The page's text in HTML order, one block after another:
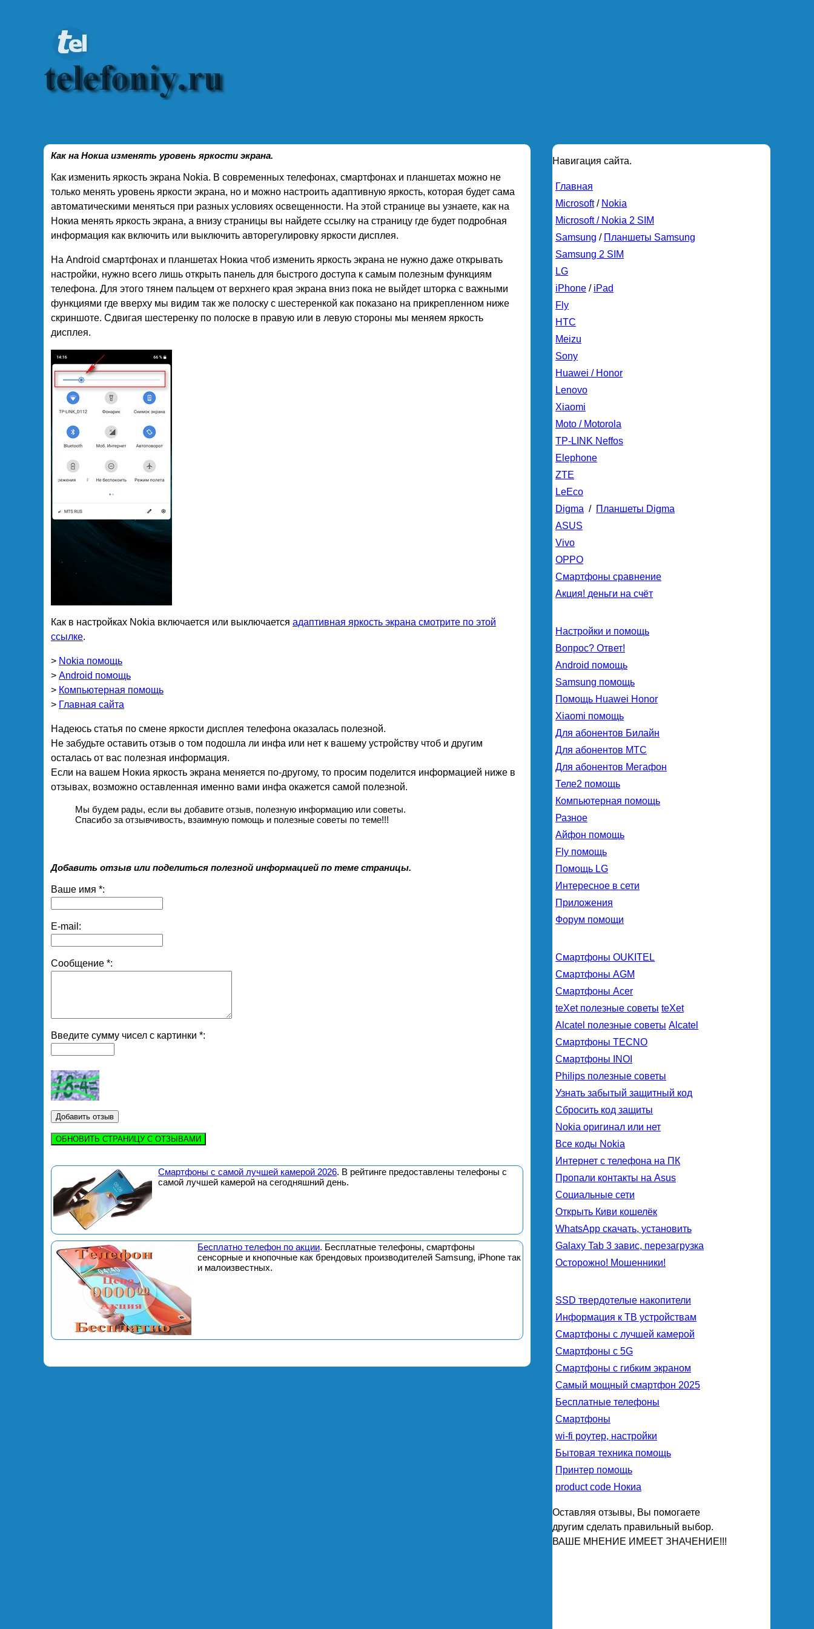
Как на Нокиа изменять уровень яркости экрана.
Как изменить яркость экрана Nokia. В современных телефонах, смартфонах и планшетах можно не
только менять уровень яркости экрана, но и можно настроить адаптивную яркость, которая будет сама
автоматическими меняться при разных условиях освещенности. На этой странице вы узнаете, как на
Нокиа менять яркость экрана, а внизу страницы вы найдете ссылку на страницу где будет подробная
информация как включить или выключить авторегулировку яркости дисплея.
На Android смартфонах и планшетах Нокиа чтоб изменить яркость экрана не нужно даже открывать
настройки, нужно всего лишь открыть панель для быстрого доступа к самым полезным функциям
телефона. Для этого тянем пальцем от верхнего края экрана вниз пока не выйдет шторка с важными
функциями где вверху мы видим так же полоску с шестеренкой как показано на прикрепленном ниже
скриншоте. Сдвигая шестеренку по полоске в правую или в левую стороны мы меняем яркость
дисплея.
Как в настройках Nokia включается или выключается адаптивная яркость экрана смотрите по этой
ссылке.
> Nokia помощь
> Android помощь
> Компьютерная помощь
> Главная сайта
Надеюсь статья по смене яркости дисплея телефона оказалась полезной.
Не забудьте оставить отзыв о том подошла ли инфа или нет к вашему устройству чтоб и другим
осталась от вас полезная информация.
Если на вашем Нокиа яркость экрана меняется по-другому, то просим поделится информацией ниже в
отзывах, возможно оставленная именно вами инфа окажется самой полезной.
Мы будем рады, если вы добавите отзыв, полезную информацию или советы.
Спасибо за отзывчивость, взаимную помощь и полезные советы по теме!!!
Добавить отзыв или поделиться полезной информацией по теме страницы.
Ваше имя *:
E-mail:
Сообщение *:
Введите сумму чисел с картинки *:
ОБНОВИТЬ СТРАНИЦУ С ОТЗЫВАМИ
Смартфоны с самой лучшей камерой 2026. В рейтинге предоставлены телефоны с
самой лучшей камерой на сегодняшний день.
Бесплатно телефон по акции. Бесплатные телефоны, смартфоны
сенсорные и кнопочные как брендовых производителей Samsung, iPhone так
и малоизвестных.
Навигация сайта.
Главная
Microsoft/ Nokia
Microsoft / Nokia 2 SIM
Samsung / Планшеты Samsung
Samsung 2 SIM
LG
iPhone / iPad
Fly
HTC
Meizu
Sony
Huawei / Honor
Lenovo
Xiaomi
Moto / Motorola
TP-LINK Neffos
Elephone
ZTE
LeEco
Digma / Планшеты Digma
ASUS
Vivo
OPPO
Смартфоны сравнение
Акция! деньги на счёт
Настройки и помощь
Вопрос? Ответ!
Android помощь
Samsung помощь
Помощь Huawei Honor
Xiaomi помощь
Для абонентов Билайн
Для абонентов МТС
Для абонентов Мегафон
Теле2 помощь
Компьютерная помощь
Разное
Айфон помощь
Fly помощь
Помощь LG
Интересное в сети
Приложения
Форум помощи
Смартфоны OUKITEL
Смартфоны AGM
Смартфоны Acer
teXet полезные советы teXet
Alcatel полезные советы Alcatel
Смартфоны TECNO
Смартфоны INOI
Philips полезные советы
Узнать забытый защитный код
Сбросить код защиты
Nokia оригинал или нет
Все коды Nokia
Интернет с телефона на ПК
Пропали контакты на Asus
Социальные сети
Открыть Киви кошелёк
WhatsApp скачать, установить
Galaxy Tab 3 завис, перезагрузка
Осторожно! Мошенники!
SSD твердотелые накопители
Информация к ТВ устройствам
Смартфоны с лучшей камерой
Смартфоны с 5G
Смартфоны с гибким экраном
Самый мощный смартфон 2025
Бесплатные телефоны
Смартфоны
wi-fi роутер, настройки
Бытовая техника помощь
Принтер помощь
product code Нокиа
Оставляя отзывы, Вы помогаете
другим сделать правильный выбор.
ВАШЕ МНЕНИЕ ИМЕЕТ ЗНАЧЕНИЕ!!!